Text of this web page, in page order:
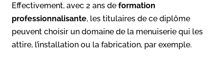
Effectivement, avec 2 ans de formation
professionnalisante, les titulaires de ce diplôme
peuvent choisir un domaine de la menuiserie qui les
attire, l’installation ou la fabrication, par exemple.